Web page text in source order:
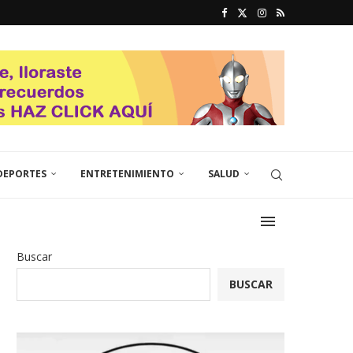
ENTRETENIMIENTO SALUD
Buscar
BUSCAR